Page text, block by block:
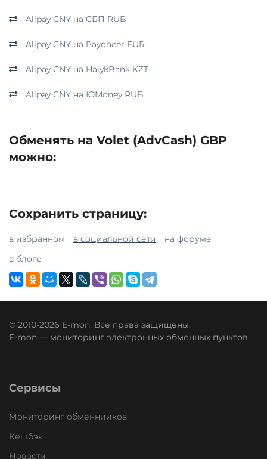
Alipay CNY на СБП RUB
Alipay CNY на Payoneer EUR
Alipay CNY на HalykBank KZT
Alipay CNY на ЮMoney RUB
Обменять на Volet (AdvCash) GBP
можно:
Сохранить страницу:
в избранном в социальной сети
на форуме
в блоге
© 2010-2026 E-mon. Все права защищены.
E-mon — мониторинг электронных обменных пунктов.
Сервисы
Мониторинг обменнииков
Кешбэк
Новости